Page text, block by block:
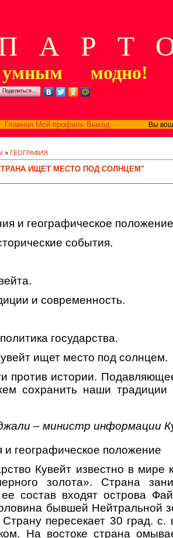
Р Т
модно!
Поделиться…
Главная Мой профиль ВыходВы вошли
» ГЕОГРАФИЯ
ИЩЕТ МЕСТО ПОД СОЛНЦЕМ"
и географическое
события.
и современность.
государства.
ищет место под солнцем.
против истории.
сохранить наши традиции
– министр информации
географическое положение
Кувейт известно в
золота». Страна
состав входят острова
бывшей Нейтральной
пересекает 30 град.
На востоке страна